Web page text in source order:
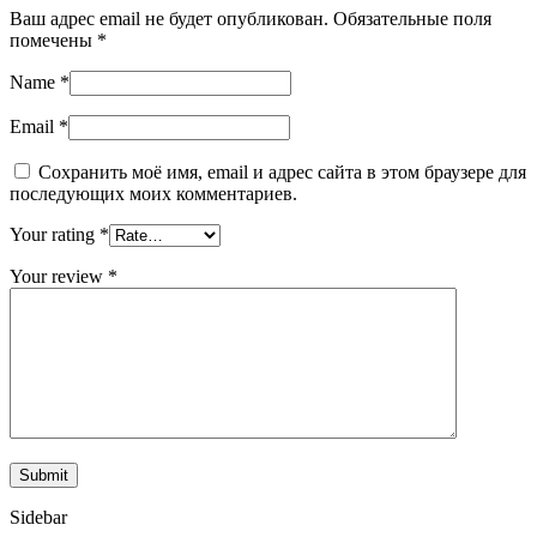
Ваш адрес email не будет опубликован. Обязательные поля
помечены *
Name *
Email *
Сохранить моё имя, email и адрес сайта в этом браузере для
последующих моих комментариев.
Your rating *
Your review *
Sidebar